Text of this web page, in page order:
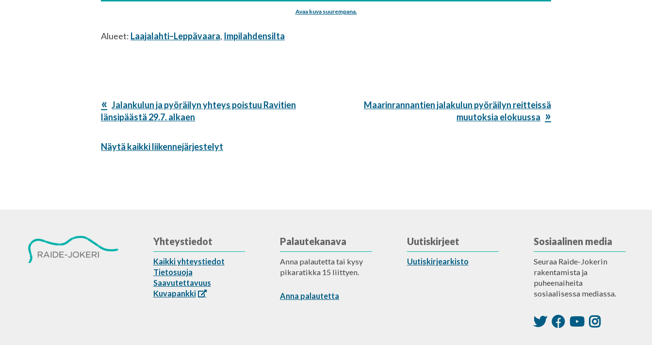
Avaa kuva suurempana.
Alueet: Laajalahti–Leppävaara, Impilahdensilta
Edellinen
artikkeli:
Jalankulun ja pyöräilyn yhteys poistuu Ravitien
länsipäästä 29.7. alkaen
Seuraava
Maarinrannantien jalakulun pyöräilyn reitteissä
muutoksia elokuussa
Näytä kaikki liikennejärjestelyt
Yhteystiedot
Kaikki yhteystiedot
Tietosuoja
Saavutettavuus
Kuvapankki
Palautekanava
Anna palautetta tai kysy
pikaratikka 15 liittyen.
Anna palautetta
Uutiskirjeet
Uutiskirjearkisto
Sosiaalinen media
Seuraa Raide-Jokerin
rakentamista ja
puheenaiheita
sosiaalisessa mediassa.